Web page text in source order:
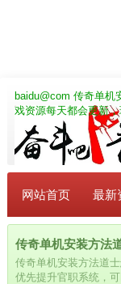
baidu@com 传奇单机
戏资源每天都会更新
网站首页 最新
传奇单机安装方法
传奇单机安装方法道
优先提升官职系统，